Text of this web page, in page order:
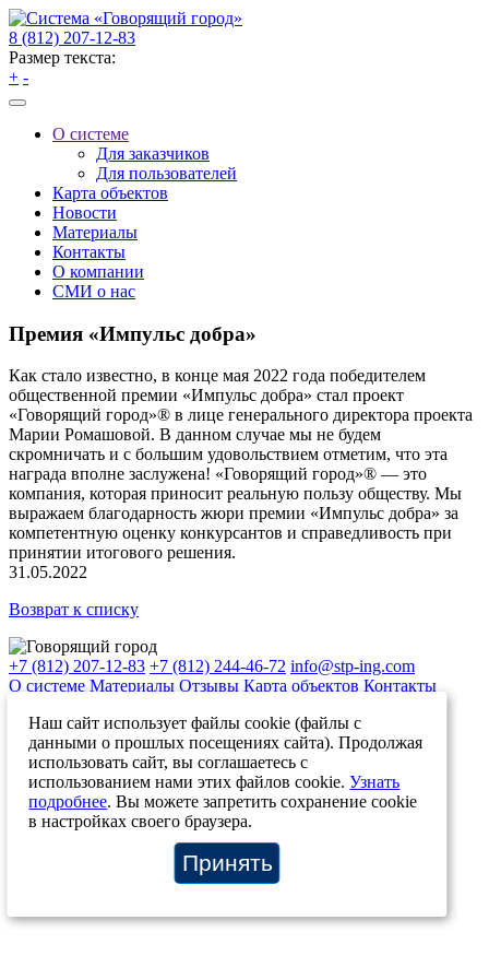
8 (812) 207-12-83
Размер текста:
+ -
О системе
Для заказчиков
Для пользователей
Карта объектов
Новости
Материалы
Контакты
О компании
СМИ о нас
Премия «Импульс добра»
Как стало известно, в конце мая 2022 года победителем
общественной премии «Импульс добра» стал проект
«Говорящий город»® в лице генерального директора проекта
Марии Ромашовой. В данном случае мы не будем
скромничать и с большим удовольствием отметим, что эта
награда вполне заслужена! «Говорящий город»® — это
компания, которая приносит реальную пользу обществу. Мы
выражаем благодарность жюри премии «Импульс добра» за
компетентную оценку конкурсантов и справедливость при
принятии итогового решения.
31.05.2022
Возврат к списку
Наш сайт использует файлы cookie (файлы с
данными о прошлых посещениях сайта). Продолжая
использовать сайт, вы соглашаетесь с
использованием нами этих файлов cookie.Узнать
подробнее. Вы можете запретить сохранение cookie
в настройках своего браузера.
Принять
+7 (812) 207-12-83 +7 (812) 244-46-72 info@stp-ing.com
О системе Материалы Отзывы Карта объектов Контакты
© ООО “Говорящий город”, 2026
Политика конфиденциальности сайта
Политика конфиденциальности мобильного приложения
--!>